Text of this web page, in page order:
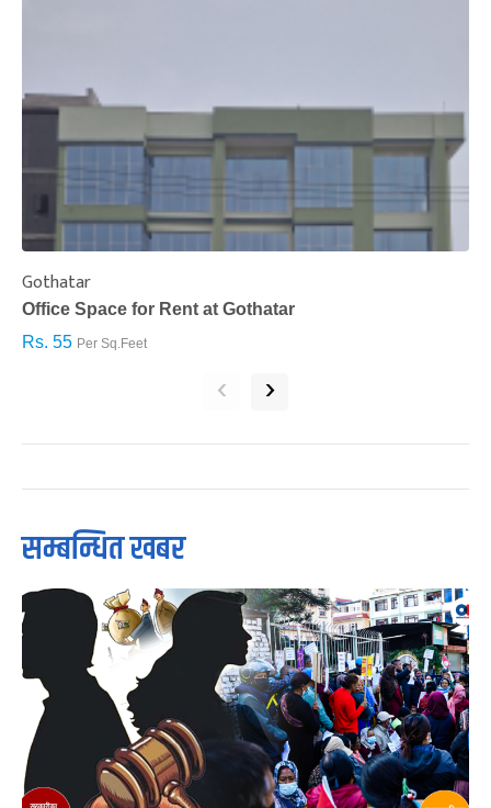
Gothatar
Office Space for Rent at Gothatar
Rs. 55 Per Sq.Feet
‹ ›
सम्बन्धित खबर